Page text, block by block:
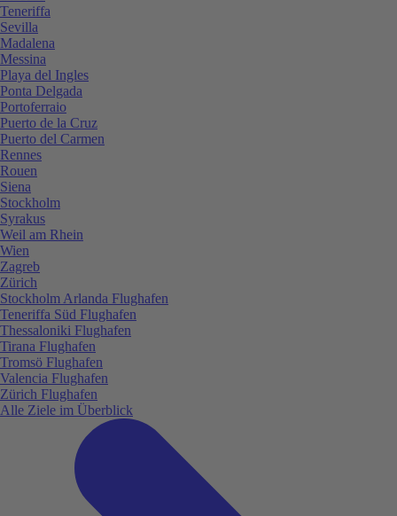
Teneriffa
Sevilla
Madalena
Messina
Playa del Ingles
Ponta Delgada
Portoferraio
Puerto de la Cruz
Puerto del Carmen
Rennes
Rouen
Siena
Stockholm
Syrakus
Weil am Rhein
Wien
Zagreb
Zürich
Stockholm Arlanda Flughafen
Teneriffa Süd Flughafen
Thessaloniki Flughafen
Tirana Flughafen
Tromsö Flughafen
Valencia Flughafen
Zürich Flughafen
Alle Ziele im Überblick